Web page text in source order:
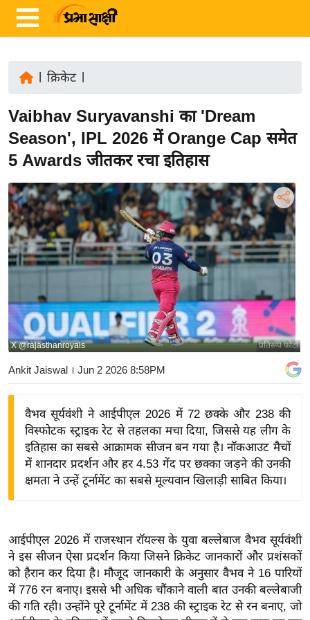
ज़ा
ख
ब
र
रा
ष्ट्री
य
अं
त
ष्ट्री
य
बि
ज़
ने
द्यो
वि
शे
ष
ज्ञ
रा
क्रिकेट|
Vaibhav Suryavanshi का 'Dream
Season', IPL 2026 में Orange Cap समेत
5 Awards जीतकर रचा इतिहास
प्रतिरूप फोटो
X @rajasthanroyals
Ankit Jaiswal । Jun 2 2026 8:58PM
वैभव सूर्यवंशी ने आईपीएल 2026 में 72 छक्के और 238 की
विस्फोटक स्ट्राइक रेट से तहलका मचा दिया, जिससे यह लीग के
इतिहास का सबसे आक्रामक सीजन बन गया है। नॉकआउट मैचों
में शानदार प्रदर्शन और हर 4.53 गेंद पर छक्का जड़ने की उनकी
क्षमता ने उन्हें टूर्नामेंट का सबसे मूल्यवान खिलाड़ी साबित किया।
आईपीएल 2026 में राजस्थान रॉयल्स के युवा बल्लेबाज वैभव सूर्यवंशी
ने इस सीजन ऐसा प्रदर्शन किया जिसने क्रिकेट जानकारों और प्रशंसकों
को हैरान कर दिया है। मौजूद जानकारी के अनुसार वैभव ने 16 पारियों
में 776 रन बनाए। इससे भी अधिक चौंकाने वाली बात उनकी बल्लेबाजी
की गति रही। उन्होंने पूरे टूर्नामेंट में 238 की स्ट्राइक रेट से रन बनाए, जो